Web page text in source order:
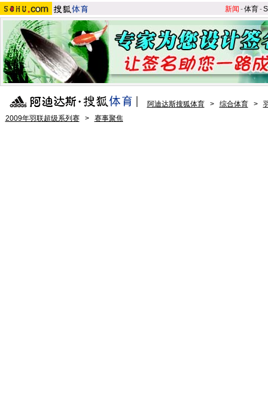
新闻 -体育-S
阿迪达斯搜狐体育 > 综合体育 >
2009年羽联超级系列赛
> 赛事聚焦